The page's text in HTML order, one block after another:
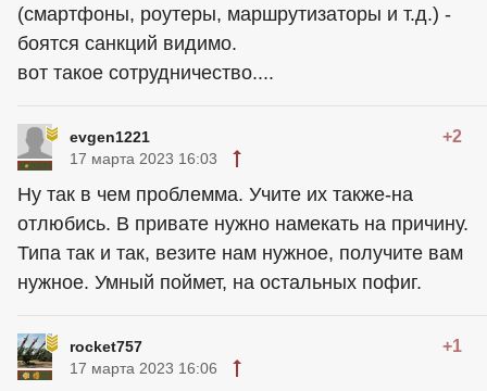
(смартфоны, роутеры, маршрутизаторы и т.д.) -
боятся санкций видимо.
вот такое сотрудничество....
evgen1221 +2
17 марта 2023 16:03
Ну так в чем проблемма. Учите их также-на
отлюбись. В привате нужно намекать на причину.
Типа так и так, везите нам нужное, получите вам
нужное. Умный поймет, на остальных пофиг.
rocket757 +1
17 марта 2023 16:06